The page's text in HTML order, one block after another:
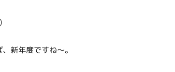
新年度ですね～。